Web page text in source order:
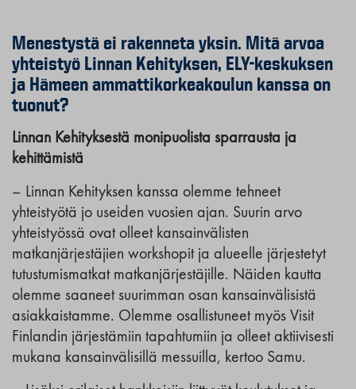
Menestystä ei rakenneta yksin. Mitä arvoa
yhteistyö Linnan Kehityksen, ELY-keskuksen
ja Hämeen ammattikorkeakoulun kanssa on
tuonut?
Linnan Kehityksestä monipuolista sparrausta ja
kehittämistä
– Linnan Kehityksen kanssa olemme tehneet
yhteistyötä jo useiden vuosien ajan. Suurin arvo
yhteistyössä ovat olleet kansainvälisten
matkanjärjestäjien workshopit ja alueelle järjestetyt
tutustumismatkat matkanjärjestäjille. Näiden kautta
olemme saaneet suurimman osan kansainvälisistä
asiakkaistamme. Olemme osallistuneet myös Visit
Finlandin järjestämiin tapahtumiin ja olleet aktiivisesti
mukana kansainvälisillä messuilla, kertoo Samu.